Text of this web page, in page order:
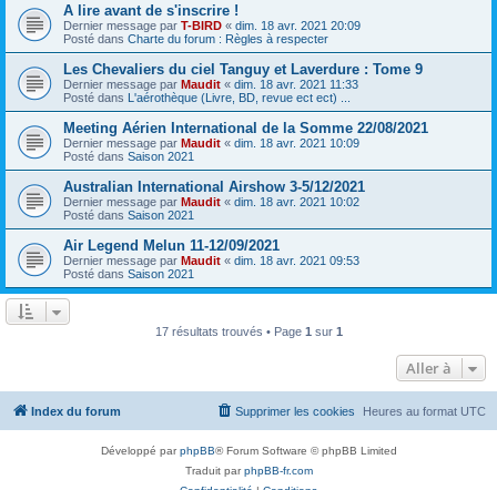
A lire avant de s'inscrire !
Dernier message par T-BIRD « dim. 18 avr. 2021 20:09
Posté dans Charte du forum : Règles à respecter
Les Chevaliers du ciel Tanguy et Laverdure : Tome 9
Dernier message par Maudit « dim. 18 avr. 2021 11:33
Posté dans L'aérothèque (Livre, BD, revue ect ect) ...
Meeting Aérien International de la Somme 22/08/2021
Dernier message par Maudit « dim. 18 avr. 2021 10:09
Posté dans Saison 2021
Australian International Airshow 3-5/12/2021
Dernier message par Maudit « dim. 18 avr. 2021 10:02
Posté dans Saison 2021
Air Legend Melun 11-12/09/2021
Dernier message par Maudit « dim. 18 avr. 2021 09:53
Posté dans Saison 2021
17 résultats trouvés • Page 1 sur 1
Aller à
Index du forum Heures au format UTC
Supprimer les cookies
Développé parphpBB® Forum Software © phpBB Limited
Traduit parphpBB-fr.com